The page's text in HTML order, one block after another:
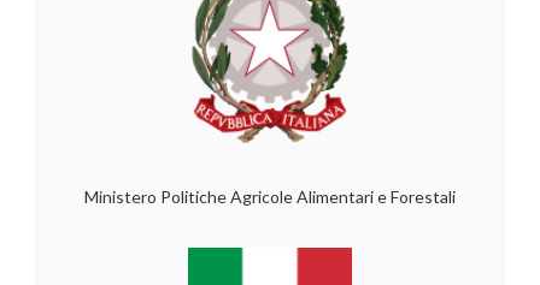
Ministero Politiche Agricole Alimentari e Forestali